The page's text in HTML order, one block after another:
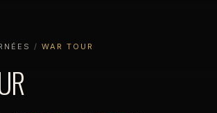
WAR TOUR
/ WAR TOUR